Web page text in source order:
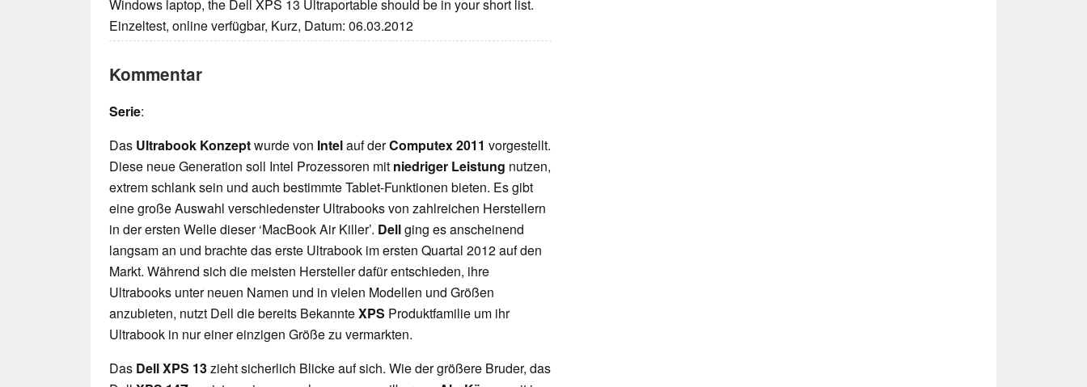
Windows laptop, the Dell XPS 13 Ultraportable should be in your short list.
Einzeltest, online verfügbar, Kurz, Datum: 06.03.2012
Kommentar
Serie:
Das Ultrabook Konzeptwurde von Intelauf derComputex 2011 vorgestellt.
Diese neue Generation soll Intel Prozessoren mit niedriger Leistung nutzen,
extrem schlank sein und auch bestimmte Tablet-Funktionen bieten. Es gibt
eine große Auswahl verschiedenster Ultrabooks von zahlreichen Herstellern
in der ersten Welle dieser ‘MacBook Air Killer’. Dellging es anscheinend
langsam an und brachte das erste Ultrabook im ersten Quartal 2012 auf den
Markt. Während sich die meisten Hersteller dafür entschieden, ihre
Ultrabooks unter neuen Namen und in vielen Modellen und Größen
anzubieten, nutzt Dell die bereits BekannteXPS Produktfamilie um ihr
Ultrabook in nur einer einzigen Größe zu vermarkten.
Das Dell XPS 13zieht sicherlich Blicke auf sich. Wie der größere Bruder, das